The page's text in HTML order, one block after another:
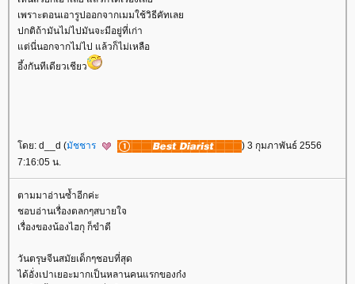
เพราะตอนเอารูปออกจากเมมใช้วิธีคัทเล
ปกติถ้ามันไม่ไปมันจะมีอยู่ที่เก่า
ต่นี่นอกจากไม่ไป แล้วก็ไม่เหลือ
อึ้งกันทีเดียวเชียว
ดย: d__d (มัชชาร
) 3 กุมภาพันธ์ 2556
7:16:05 น.
ตามมาอ่านซ้ำอีกค่ะ
ชอบอ่านเรื่องตลกๆสบายใจ
เรื่องของน้องไฮกุ ก็ขำดี
วันตรุษจีนสมัยเด็กๆชอบที่สุด
ได้อั่งเปาเยอะมากเป็นหลานคนแรกของก๋ง